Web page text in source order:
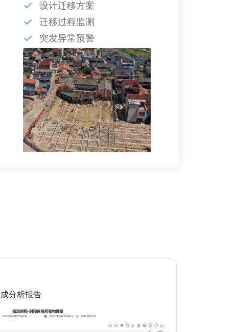
设计迁移方案
迁移过程监测
突发异常预警
分析报告